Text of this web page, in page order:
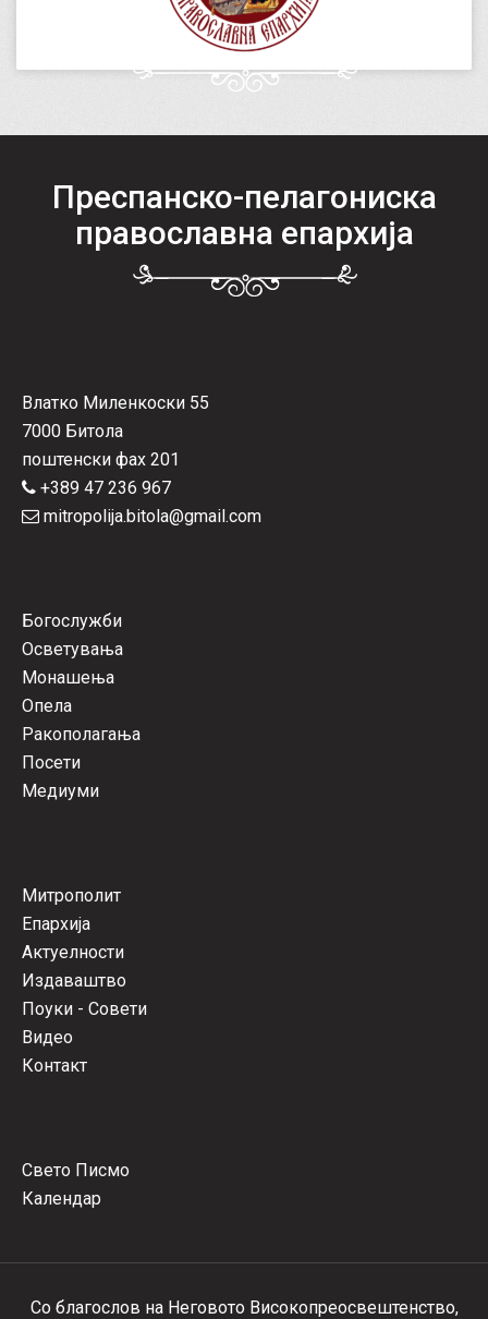
Преспанско-пелагониска
православна епархија
Влатко Миленкоски 55
7000 Битола
поштенски фах 201
+389 47 236 967
mitropolija.bitola@gmail.com
Богослужби
Осветувања
Монашења
Опела
Ракополагања
Посети
Медиуми
Митрополит
Епархија
Актуелности
Издаваштво
Поуки - Совети
Видео
Контакт
Свето Писмо
Календар
Со благослов на Неговото Високопреосвештенство,